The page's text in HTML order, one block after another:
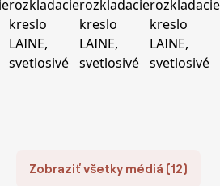
Zobraziť všetky médiá (12)